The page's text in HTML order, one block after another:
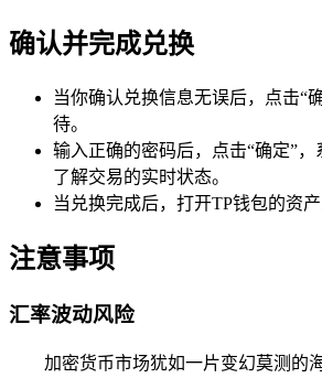
确认并完成兑换
当你确认兑换信息无误后，点击“
待。
输入正确的密码后，点击“确定”
了解交易的实时状态。
当兑换完成后，打开TP钱包的资
注意事项
汇率波动风险
加密货币市场犹如一片变幻莫测的